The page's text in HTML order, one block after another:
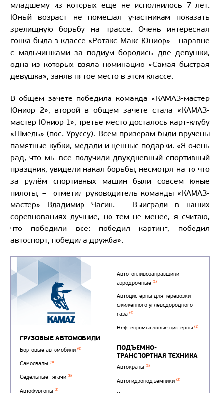
младшему из которых еще не исполнилось 7 лет.
Юный возраст не помешал участникам показать
зрелищную борьбу на трассе. Очень интересная
гонка была в классе «Ротакс-Макс Юниор» – наравне
с мальчишками за подиум боролись две девушки,
одна из которых взяла номинацию «Самая быстрая
девушка», заняв пятое место в этом классе.
В общем зачете победила команда «КАМАЗ-мастер
Юниор 2», второй в общем зачете стала «КАМАЗ-
мастер Юниор 1», третье место досталось карт-клубу
«Шмель» (пос. Уруссу). Всем призёрам были вручены
памятные кубки, медали и ценные подарки. «Я очень
рад, что мы все получили двухдневный спортивный
праздник, увидели накал борьбы, несмотря на то что
за рулём спортивных машин были совсем юные
пилоты, – отметил руководитель команды «КАМАЗ-
мастер» Владимир Чагин. – Выиграли в наших
соревнованиях лучшие, но тем не менее, я считаю,
что победили все: победил картинг, победил
автоспорт, победила дружба».